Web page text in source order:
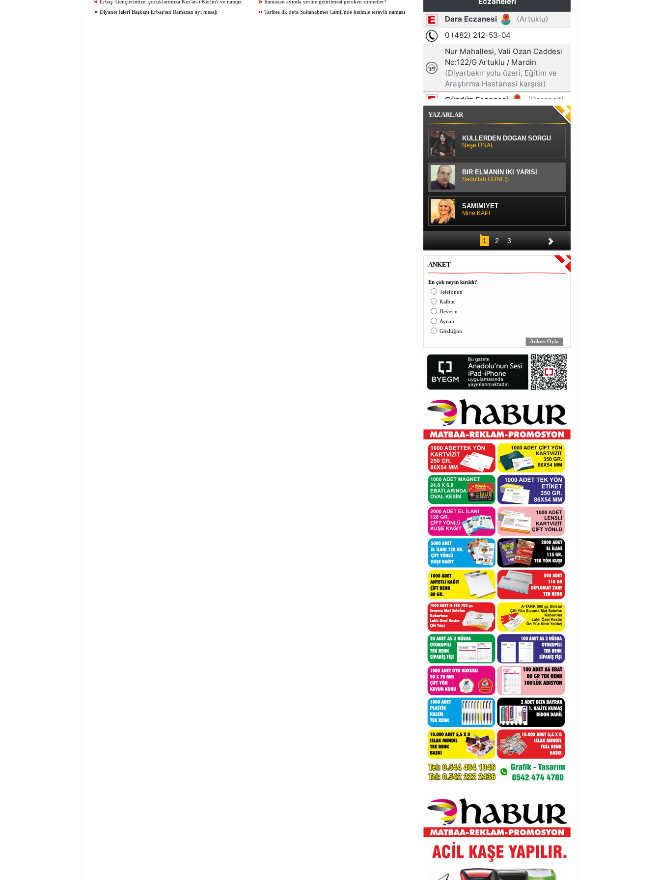
ihtiyaç var!
değil, ruhen ve ahlaken de arınmasını sağlar
Erbaş: Gençlerimize, çocuklarımıza Kur'an-ı Kerim'i ve namaz
kılmayı öğretelim
Ramazan ayında yerine getirilmesi gereken sünnetler?
Diyanet İşleri Başkanı Erbaş'tan Ramazan ayı mesajı
Tarihte ilk defa Sultanahmet Camii'nde hatimle teravih namazı
YAZARLAR
KÜLLERDEN DOĞAN SORGU
Neşe ÜNAL
BİR ELMANIN İKİ YARISI
Sadullah GÜNEŞ
SAMİMİYET
Mine KAPI
DÜĞÜNÜN ALKIŞI BİR GECE,
BORCU KAÇ YIL?
Halil EL
Vermek (Mahbo) ve Almak
(Masbo): Anlayış ve Bilinç
Mahabat İskenderoğlu
TAVUKLAR İŞLERİNİ İHMAL
EDİNCE
Mecit Akgül
1 2 3
ANKET
En çok neyin kırıldı?
Telefonun
Kalbin
Hevesin
Aynan
Gözlüğün